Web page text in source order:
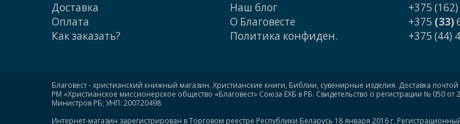
Доставка
Оплата
Как заказать?
Наш блог
О Благовесте
Политика конфиден.
+375
+375 (33)
+375 (44)
Благовест - христианский книжный магазин. Христианские книги, Библии, сувенирные изделия. Доставка
РМ «Христианское миссионерское общество «Благовест» Союза ЕХБ в РБ. Свидетельство о регистрации № 050
Министров РБ; УНП: 200720498
Интернет-магазин зарегистрирован в Торговом реестре Республики Беларусь 18 января 2016 г.